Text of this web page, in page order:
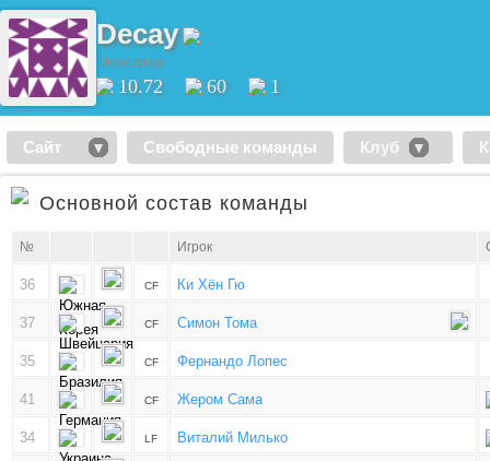
Decay
Менеджер
10.72 60 1
Сайт Свободные команды Клуб
Основной состав команды
№ Игрок
36 CF Ки Хён Гю
37 CF Симон Тома
35 CF Фернандо Лопес
41 CF Жером Сама
34 LF Виталий Милько